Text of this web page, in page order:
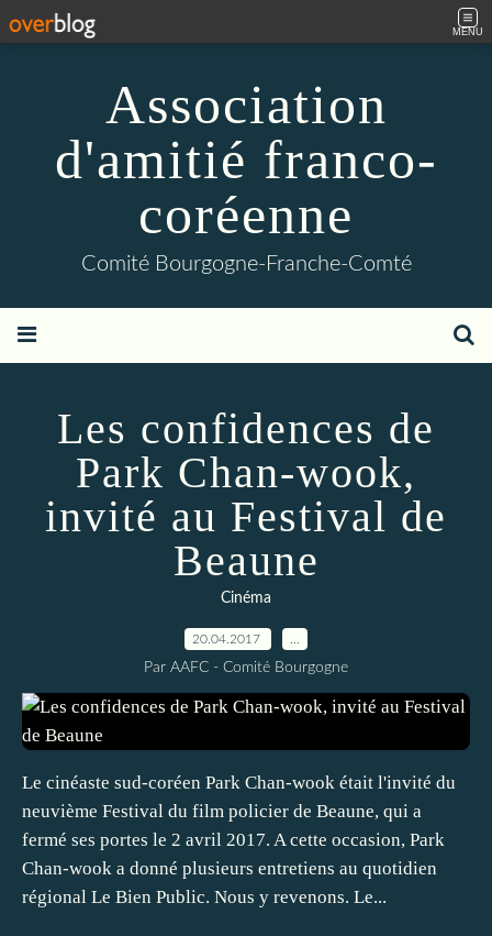
MENU
Association
d'amitié franco-
coréenne
Comité Bourgogne-Franche-Comté
Les confidences de
Park Chan-wook,
invité au Festival de
Beaune
Cinéma
20.04.2017
Par AAFC - Comité Bourgogne
Le cinéaste sud-coréen Park Chan-wook était l'invité du
neuvième Festival du film policier de Beaune, qui a
fermé ses portes le 2 avril 2017. A cette occasion, Park
Chan-wook a donné plusieurs entretiens au quotidien
régional Le Bien Public. Nous y revenons. Le...